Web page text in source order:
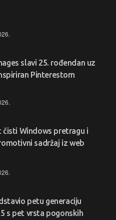
slavi 25. rođendan uz
Pinterestom
Windows pretragu i
sadržaj iz web
petu generaciju
s pet vrsta pogonskih